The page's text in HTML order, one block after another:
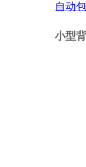
自动
小型